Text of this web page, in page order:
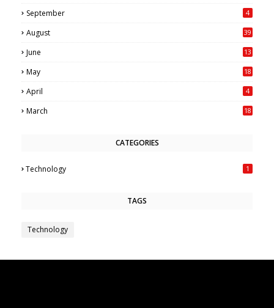
September 4
August 39
June 13
May
18
April 4
March 18
CATEGORIES
Technology 1
TAGS
Technology